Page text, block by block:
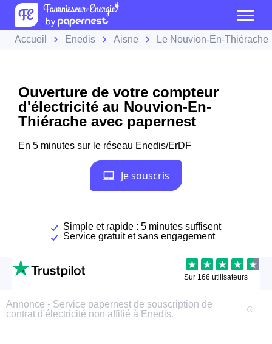
Accueil Enedis Aisne Le Nouvion-En-Thiérache